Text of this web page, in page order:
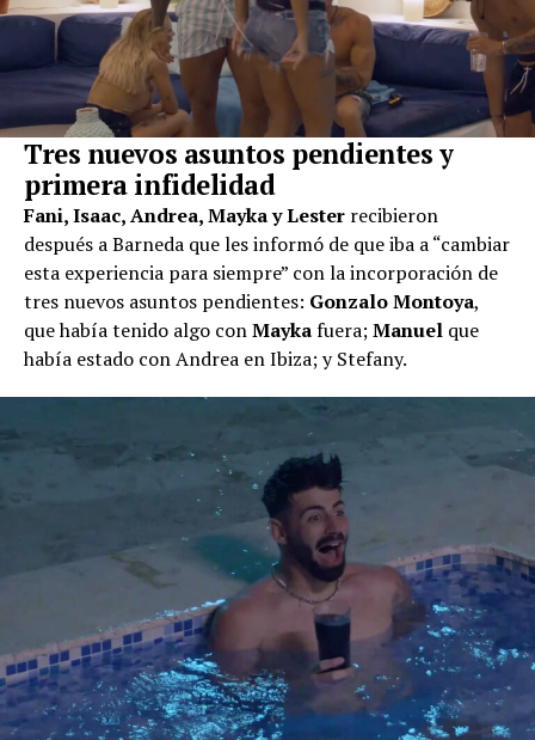
Tres nuevos asuntos pendientes y
primera infidelidad
Fani, Isaac, Andrea, Mayka y Lester recibieron
después a Barneda que les informó de que iba a “cambiar
esta experiencia para siempre” con la incorporación de
tres nuevos asuntos pendientes: Gonzalo Montoya,
que había tenido algo conMaykafuera;Manuel que
había estado con Andrea en Ibiza; y Stefany.